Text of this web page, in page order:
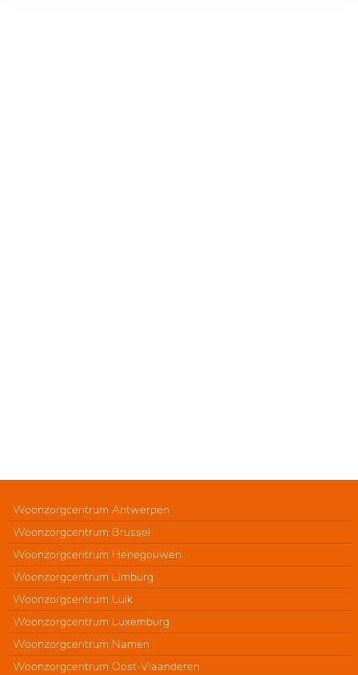
Woonzorgcentrum Antwerpen
Woonzorgcentrum Brussel
Woonzorgcentrum Henegouwen
Woonzorgcentrum Limburg
Woonzorgcentrum Luik
Woonzorgcentrum Luxemburg
Woonzorgcentrum Namen
Woonzorgcentrum Oost-Vlaanderen